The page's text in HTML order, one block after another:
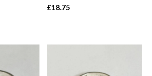
£18.75